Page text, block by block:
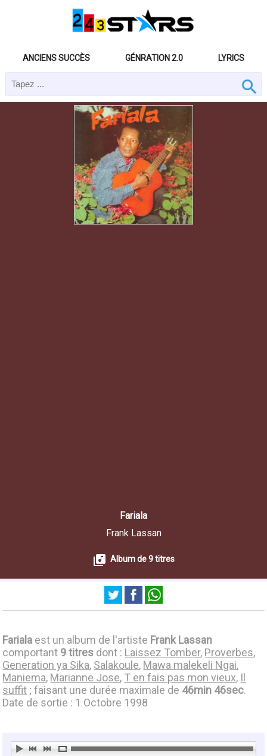
ANCIENS SUCCÈS GÉNRATION 2.0 LYRICS
Fariala
Frank Lassan
Album de 9 titres
Fariala est un album de l'artiste Frank Lassan
comportant 9 titres dont : Laissez Tomber, Proverbes,
Generation ya Sika, Salakoule, Mawa malekeli Ngai,
Maniema, Marianne Jose, T en fais pas mon vieux, Il
suffit ; faisant une durée maximale de 46min 46sec.
Date de sortie : 1 Octobre 1998